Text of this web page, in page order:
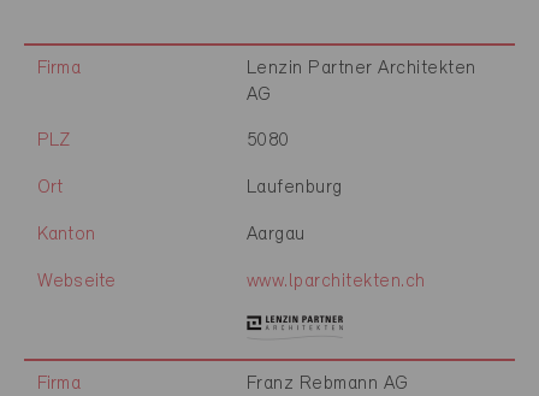
Firma
Lenzin Partner Architekten
AG
PLZ 5080
Ort Laufenburg
Kanton Aargau
Webseite www.lparchitekten.ch
Firma Franz Rebmann AG